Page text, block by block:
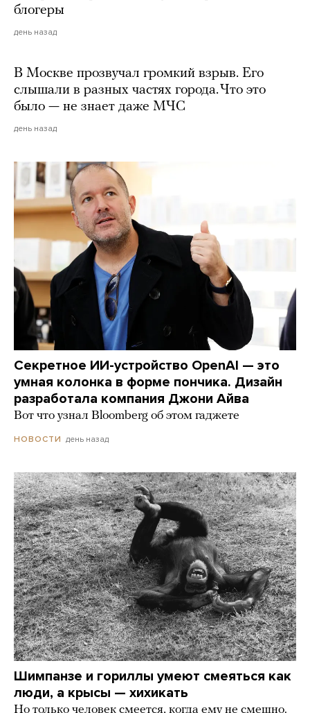
блогеры
день назад
В Москве прозвучал громкий взрыв. Его
слышали в разных частях города. Что это
было — не знает даже МЧС
день назад
Секретное ИИ-устройство OpenAI — это
умная колонка в форме пончика. Дизайн
разработала компания Джони Айва
Вот что узнал Bloomberg об этом гаджете
НОВОСТИ день назад
Шимпанзе и гориллы умеют смеяться как
люди, а крысы — хихикать
Но только человек смеется, когда ему не смешно.